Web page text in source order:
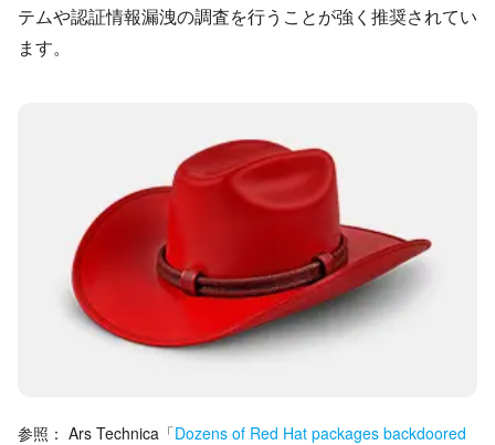
テムや認証情報漏洩の調査を行うことが強く推奨されてい
ます。
参照： Ars Technica 「Dozens of Red Hat packages backdoored